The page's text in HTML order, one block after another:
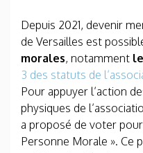
Depuis 2021, devenir
de Versailles est
morales, notamment
3 des statuts de
Pour appuyer l’action
physiques de
a proposé de voter
Personne Morale ». Ce